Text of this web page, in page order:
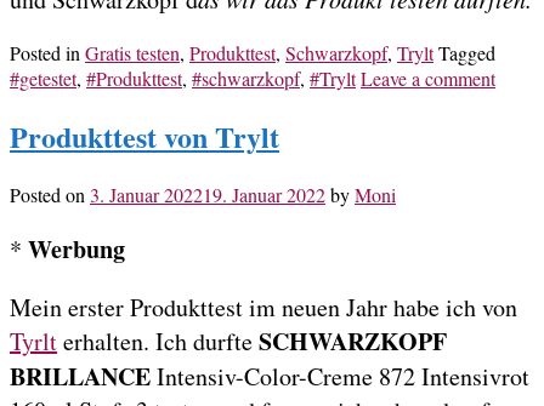
Posted inGratis testen, Produkttest, Schwarzkopf, TryltTagged
#getestet, #Produkttest, #schwarzkopf, #TryltLeave a comment
Produkttest von Trylt
Posted on 3. Januar 202219. Januar 2022byMoni
* Werbung
Mein erster Produkttest im neuen Jahr habe ich von
Tyrlterhalten. Ich durfteSCHWARZKOPF
BRILLANCEIntensiv-Color-Creme 872 Intensivrot